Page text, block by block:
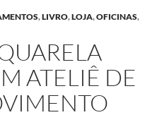
,LIVRO,LOJA,OFICINAS,
ATELIÊ DE